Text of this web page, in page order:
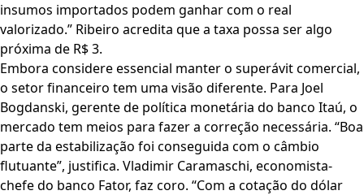
insumos importados podem ganhar com o real
valorizado.” Ribeiro acredita que a taxa possa ser algo
próxima de R$ 3.
Embora considere essencial manter o superávit comercial,
o setor financeiro tem uma visão diferente. Para Joel
Bogdanski, gerente de política monetária do banco Itaú, o
mercado tem meios para fazer a correção necessária. “Boa
parte da estabilização foi conseguida com o câmbio
flutuante”, justifica. Vladimir Caramaschi, economista-
chefe do banco Fator, faz coro. “Com a cotação do dólar